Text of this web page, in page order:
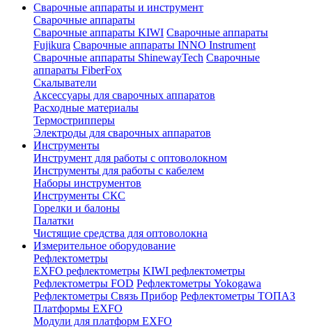
Сварочные аппараты и инструмент
Сварочные аппараты
Сварочные аппараты KIWI Сварочные аппараты
Fujikura Сварочные аппараты INNO Instrument
Сварочные аппараты ShinewayTech Cварочные
аппараты FiberFox
Скалыватели
Аксессуары для сварочных аппаратов
Расходные материалы
Термострипперы
Электроды для сварочных аппаратов
Инструменты
Инструмент для работы с оптоволокном
Инструменты для работы с кабелем
Наборы инструментов
Инструменты СКС
Горелки и балоны
Палатки
Чистящие средства для оптоволокна
Измерительное оборудование
Рефлектометры
EXFO рефлектометры KIWI рефлектометры
Рефлектометры FOD Рефлектометры Yokogawa
Рефлектометры Связь Прибор Рефлектометры ТОПАЗ
Платформы EXFO
Модули для платформ EXFO